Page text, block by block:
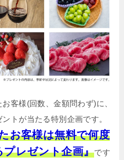
客様(回数、金額問わず)に、
トが当たる特別企画です。
お客様は無料で何度
レゼント企画』です